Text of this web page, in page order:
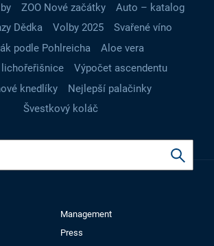
ZOO Nové začátky
Auto – katalog
Dědka
Volby 2025
Svařené víno
podle Pohlreicha
Aloe vera
lichořeřišnice
Výpočet ascendentu
knedlíky
Nejlepší palačinky
Švestkový koláč
Management
Press